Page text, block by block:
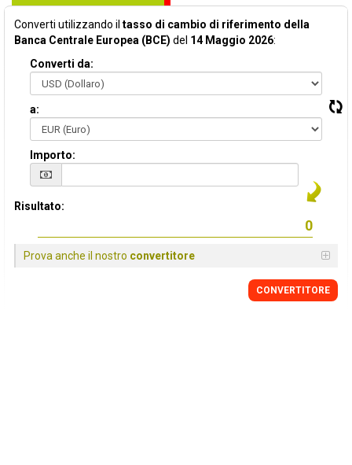
Converti utilizzando il tasso di cambio di riferimento della
Banca Centrale Europea (BCE) del 14 Maggio 2026:
Converti da:
a:
Importo:
Risultato:
Prova anche il nostro convertitore
CONVERTITORE